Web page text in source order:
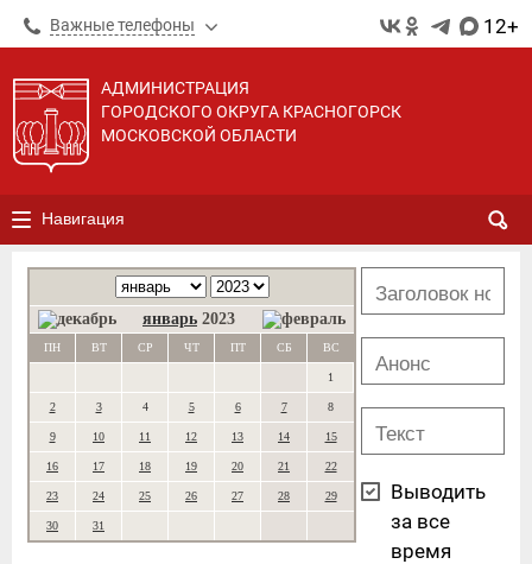
Важные телефоны 12+
АДМИНИСТРАЦИЯ
ГОРОДСКОГО ОКРУГА КРАСНОГОРСК
МОСКОВСКОЙ ОБЛАСТИ
Навигация
январь 2023
ПН ВТ СР ЧТ ПТ СБ ВС
1
2 3 4 5 6 7 8
9 10 11 12 13 14 15
16 17 18 19 20 21 22
23 24 25 26 27 28 29
30 31
Выводить
за все
время